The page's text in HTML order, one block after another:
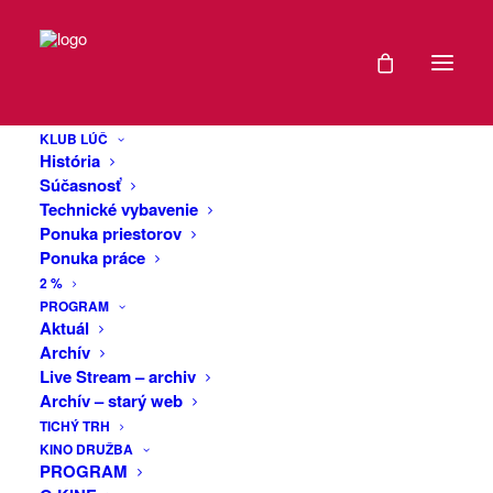
KLUB LÚČ
História
Súčasnosť
Technické vybavenie
Ponuka priestorov
Ponuka práce
2 %
PROGRAM
Aktuál
Archív
Live Stream – archiv
Archív – starý web
TICHÝ TRH
KINO DRUŽBA
PROGRAM
platní
Pozývame Vás na hudobnú burzu
vinylových platní (ale aj CD,MC,
hudobných kníh, plagátov či iných
predať, kúpiť prípadne aj vymeniť
čokoľvek z uvedeného. Širokú ponuku
použitých LP bude dopĺňať taktiež aj
slušný výber nových nehraných kúskov
najmä z oblastí ako
rock/hardcore/metal.
DÁTUM